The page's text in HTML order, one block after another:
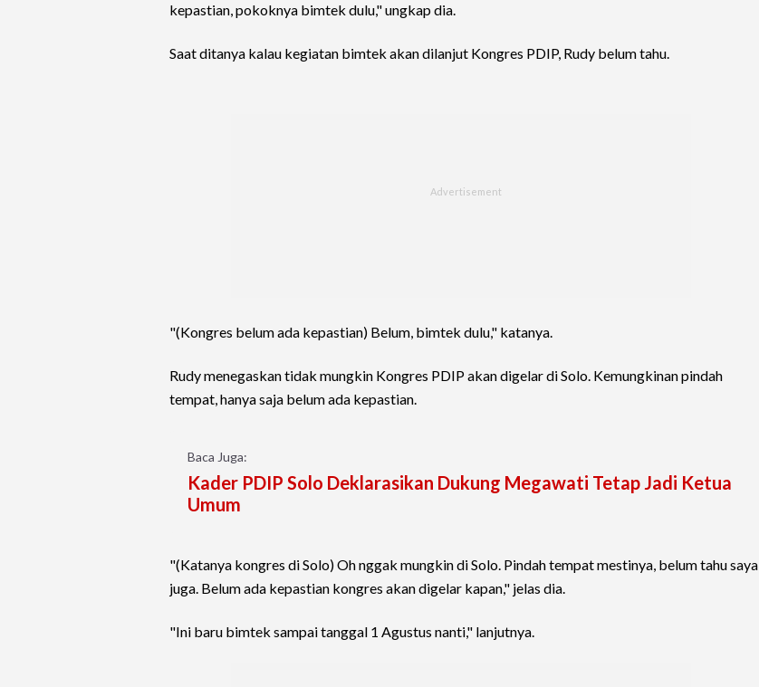
kepastian, pokoknya bimtek dulu," ungkap dia.
Saat ditanya kalau kegiatan bimtek akan dilanjut Kongres PDIP, Rudy belum tahu.
"(Kongres belum ada kepastian) Belum, bimtek dulu," katanya.
Rudy menegaskan tidak mungkin Kongres PDIP akan digelar di Solo. Kemungkinan pindah
tempat, hanya saja belum ada kepastian.
Baca Juga:
Kader PDIP Solo Deklarasikan Dukung Megawati Tetap Jadi Ketua
Umum
"(Katanya kongres di Solo) Oh nggak mungkin di Solo. Pindah tempat mestinya, belum tahu saya
juga. Belum ada kepastian kongres akan digelar kapan," jelas dia.
"Ini baru bimtek sampai tanggal 1 Agustus nanti," lanjutnya.